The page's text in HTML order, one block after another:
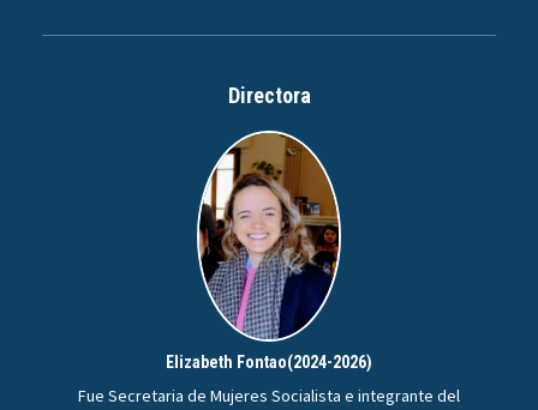
Directora
Elizabeth Fontao(2024-2026)
Fue Secretaria de Mujeres Socialista e integrante del